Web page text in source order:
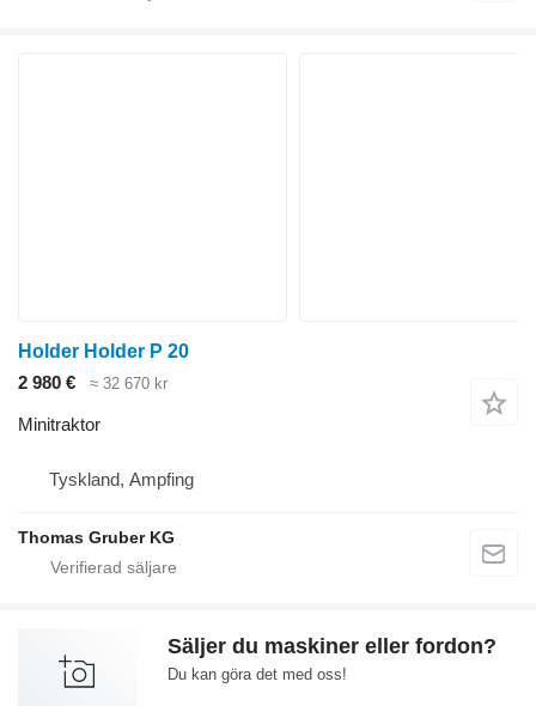
Holder Holder P 20
2 980 €
≈ 32 670 kr
Minitraktor
Tyskland, Ampfing
Thomas Gruber KG
Säljer du maskiner eller fordon?
Du kan göra det med oss!